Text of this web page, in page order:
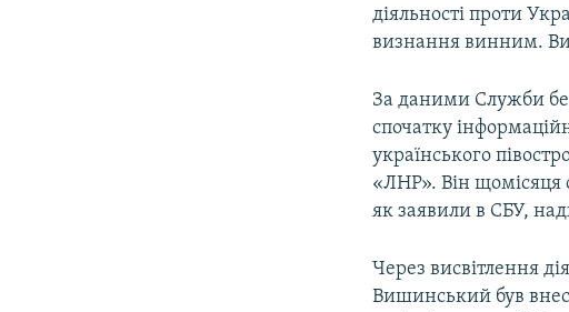
діяльності проти
визнання винним.
За даними Служби
спочатку
українського
«ЛНР». Він щомісяця
як заявили в СБУ,
Через висвітлення
Вишинський був